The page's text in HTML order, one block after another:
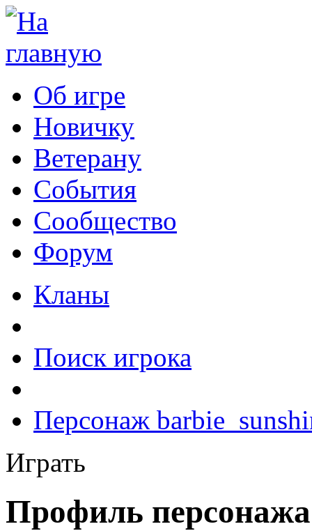
Об игре
Новичку
Ветерану
События
Сообщество
Форум
Кланы
Поиск игрока
Персонаж
Играть
Профиль